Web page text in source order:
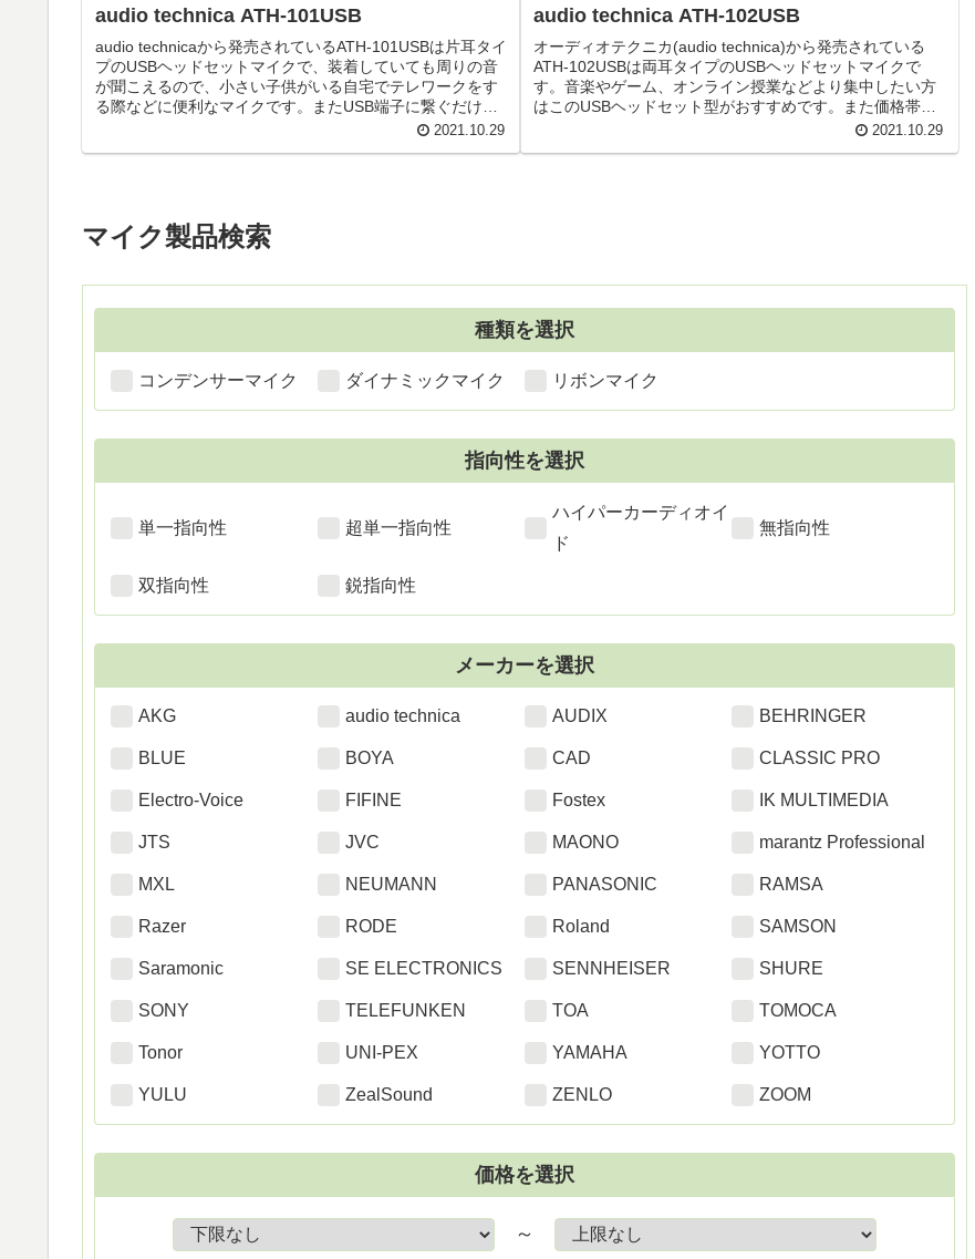
audio technica ATH-101USB
audio technicaから発売されているATH-101USBは片耳タイ
プのUSBヘッドセットマイクで、装着していても周りの音
が聞こえるので、小さい子供がいる自宅でテレワークをす
る際などに便利なマイクです。またUSB端子に繋ぐだけで
2021.10.29
audio technica ATH-102USB
オーディオテクニカ(audio technica)から発売されている
ATH-102USBは両耳タイプのUSBヘッドセットマイクで
す。音楽やゲーム、オンライン授業などより集中したい方
はこのUSBヘッドセット型がおすすめです。また価格帯も
手ごろなので人気のあるヘッドセットマイクです。2021.10.29
マイク製品検索
種類を選択
コンデンサーマイク ダイナミックマイク リボンマイク
指向性を選択
単一指向性 超単一指向性
ハイパーカーディオイ
ド
無指向性
双指向性 鋭指向性
メーカーを選択
AKG audio technica AUDIX BEHRINGER
BLUE BOYA CAD CLASSIC PRO
Electro-Voice FIFINE Fostex IK MULTIMEDIA
JTS JVC MAONO marantz Professional
MXL NEUMANN PANASONIC RAMSA
Razer RODE Roland SAMSON
Saramonic SE ELECTRONICS SENNHEISER SHURE
SONY TELEFUNKEN TOA TOMOCA
Tonor UNI-PEX YAMAHA YOTTO
YULU ZealSound ZENLO ZOOM
価格を選択
～